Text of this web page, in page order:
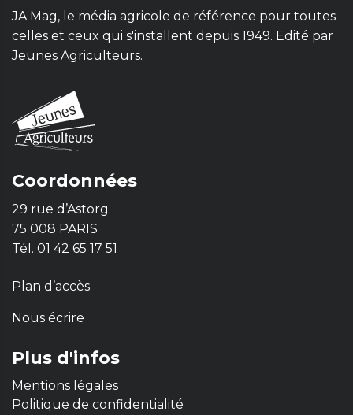
JA Mag, le média agricole de référence pour toutes
celles et ceux qui s'installent depuis 1949. Edité par
Jeunes Agriculteurs.
Coordonnées
29 rue d’Astorg
75 008 PARIS
Tél. 01 42 65 17 51
Plan d’accès
Nous écrire
Plus d'infos
Mentions légales
Politique de confidentialité